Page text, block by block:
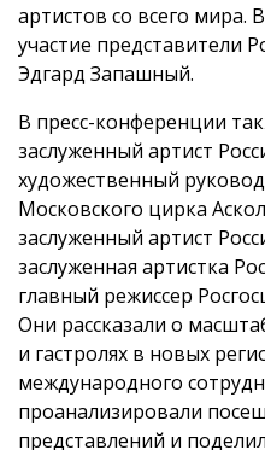
артистов со всего мира.
участие представители
Эдгард Запашный.
В пресс-конференции
заслуженный артист
художественный
Московского цирка
заслуженный артист
заслуженная артистка
главный режиссер
Они рассказали о
и гастролях в новых
международного
проанализировали
представлений и